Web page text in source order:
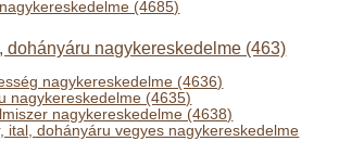
(4685)
dohányáru nagykereskedelme (463)
nagykereskedelme (4636)
nagykereskedelme (4635)
nagykereskedelme (4638)
ital, dohányáru vegyes nagykereskedelme